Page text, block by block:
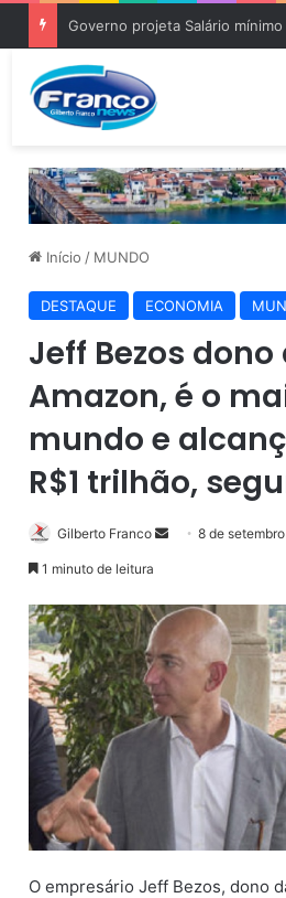
Início / MUNDO
DESTAQUE ECONOMIA
Jeff Bezos dono
Amazon, é o
mundo e
R$1 trilhão,
Gilberto Franco
d
e
u
m
e
-
l
8 de
1 minuto de leitura
O empresário Jeff Bezos, dono